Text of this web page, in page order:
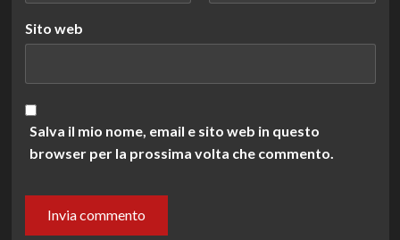
Sito web
Salva il mio nome, email e sito web in questo
browser per la prossima volta che commento.